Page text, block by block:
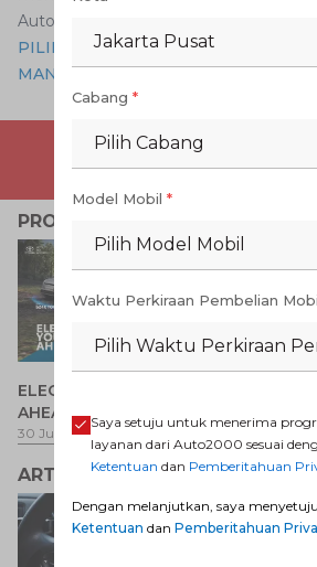
Auto2000 Digiroom
PILIH AGYA GR SPORT TRANSMISI
MANUAL? DAPATKANDI AUTO2000
PROMO TERKAIT
ELECTRIFY YOUR PATH
AHEAD
30 Jul 2026-31 Ags 2026 1 Jul 2026
ARTIKEL LAINNYA
Jakarta Pusat
Cabang *
Pilih Cabang
Model Mobil *
Pilih Model Mobil
Waktu Perkiraan Pembelian
Pilih Waktu Perkiraan
Saya setuju untuk menerima
layanan dari Auto2000 sesuai
Ketentuan dan Pemberitahuan
Dengan melanjutkan, saya
Ketentuan dan Pemberitahuan